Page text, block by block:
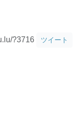
?3716 ツイート